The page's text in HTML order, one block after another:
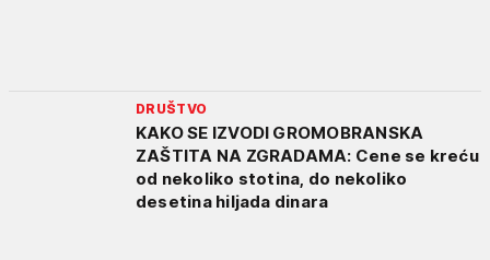
DRUŠTVO
KAKO SE IZVODI GROMOBRANSKA
ZAŠTITA NA ZGRADAMA: Cene se kreću
od nekoliko stotina, do nekoliko
desetina hiljada dinara